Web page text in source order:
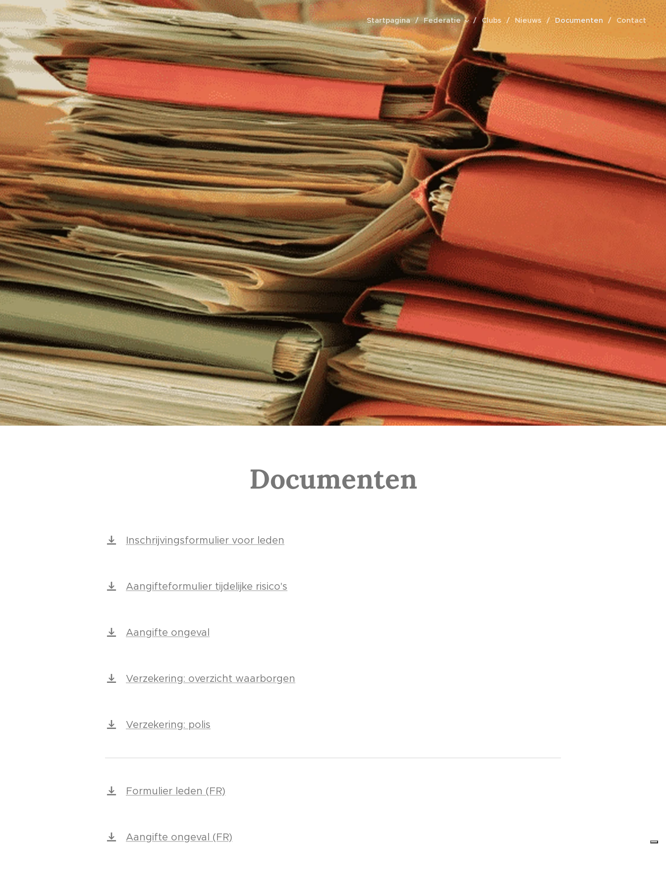
Startpagina Federatie Clubs Nieuws Documenten Contact
Documenten
Inschrijvingsformulier voor leden
Aangifteformulier tijdelijke risico's
Aangifte ongeval
Verzekering: overzicht waarborgen
Verzekering: polis
Formulier leden (FR)
Aangifte ongeval (FR)